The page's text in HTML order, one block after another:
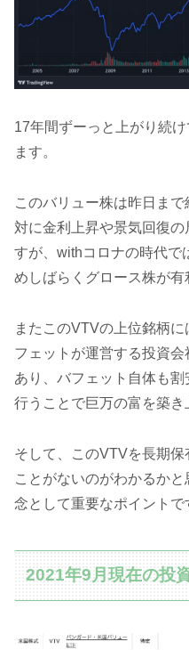
17年間ずーっと上がり続
ます。
このバリュー株は昨日ま
対に金利上昇や景気回復
すが、withコロナの時代で
めしばらくグロース株が有
またこのVTVの上位銘柄
フェットが運営する投資
あり、バフェット自体も
行うことで巨万の富を築き
そして、このVTVを長期
ことがないのがわかるか
念として重要なポイントで
2021年9月現在の投